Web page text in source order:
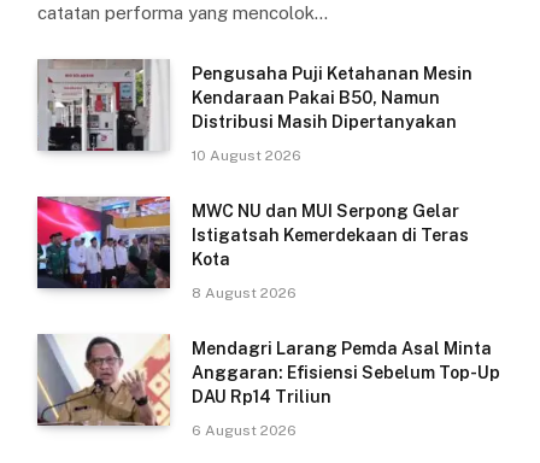
catatan performa yang mencolok…
Pengusaha Puji Ketahanan Mesin
Kendaraan Pakai B50, Namun
Distribusi Masih Dipertanyakan
10 August 2026
MWC NU dan MUI Serpong Gelar
Istigatsah Kemerdekaan di Teras
Kota
8 August 2026
Mendagri Larang Pemda Asal Minta
Anggaran: Efisiensi Sebelum Top-Up
DAU Rp14 Triliun
6 August 2026